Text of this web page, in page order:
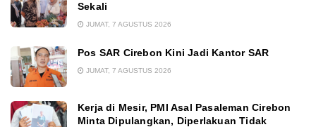
Sekali
JUMAT, 7 AGUSTUS 2026
Pos SAR Cirebon Kini Jadi Kantor SAR
JUMAT, 7 AGUSTUS 2026
Kerja di Mesir, PMI Asal Pasaleman Cirebon
Minta Dipulangkan, Diperlakuan Tidak